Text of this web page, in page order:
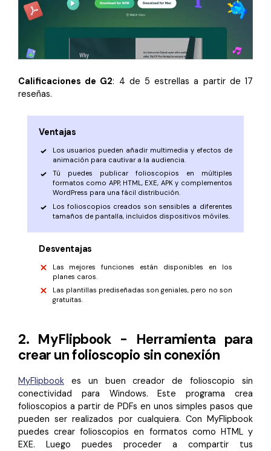
Calificaciones de G2: 4 de 5 estrellas a partir de 17
reseñas.
Ventajas
Los usuarios pueden añadir multimedia y efectos de
animación para cautivar a la audiencia.
Tú puedes publicar folioscopios en múltiples
formatos como APP, HTML, EXE, APK y complementos
WordPress para una fácil distribución.
Los folioscopios creados son sensibles a diferentes
tamaños de pantalla, incluidos dispositivos móviles.
Desventajas
Las mejores funciones están disponibles en los
planes caros.
Las plantillas prediseñadas son geniales, pero no son
gratuitas.
2. MyFlipbook - Herramienta para
crear un folioscopio sin conexión
MyFlipbook
es un buen creador de folioscopio sin
conectividad para Windows. Este programa crea
folioscopios a partir de PDFs en unos simples pasos que
pueden ser realizados por cualquiera. Con MyFlipbook
puedes crear folioscopios en formatos como HTML y
EXE. Luego puedes proceder a compartir tus